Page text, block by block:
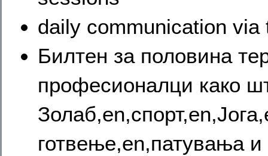
daily communication via
Билтен за половина
професионалци како
готвење,en,патувања